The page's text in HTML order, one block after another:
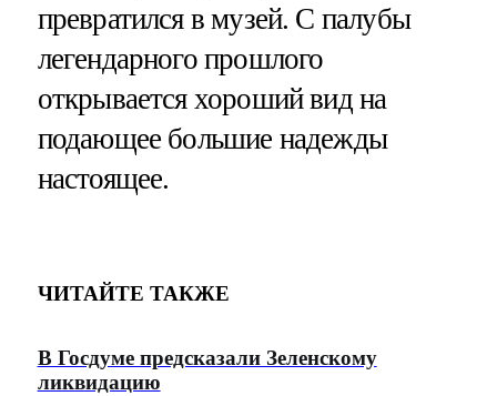
превратился в музей. С палубы
легендарного прошлого
открывается хороший вид на
подающее большие надежды
настоящее.
ЧИТАЙТЕ ТАКЖЕ
В Госдуме предсказали Зеленскому
ликвидацию